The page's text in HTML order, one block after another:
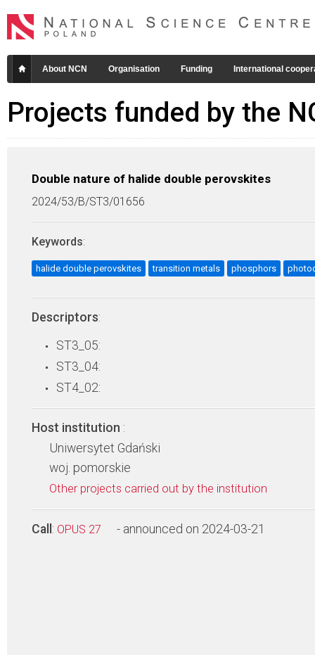
About NCN Organisation Funding International
Projects funded by the
Double nature of halide double perovskites
2024/53/B/ST3/01656
Keywords:
halide double perovskites transition metals phosphors
Descriptors:
ST3_05:
ST3_04:
ST4_02:
Host institution :
Uniwersytet Gdański
woj. pomorskie
Other projects carried out by the institution
Call : OPUS 27 - announced on 2024-03-21